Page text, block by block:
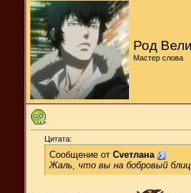
Род
Мастер слова
Цитата:
Сообщение от Cveтлана
Жаль, что вы на бобровый